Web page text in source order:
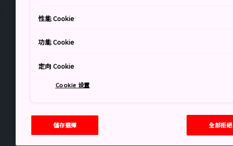
性能 Cookie
功能 Cookie
定向 Cookie
Cookie 设置
儲存選擇 全部拒絕